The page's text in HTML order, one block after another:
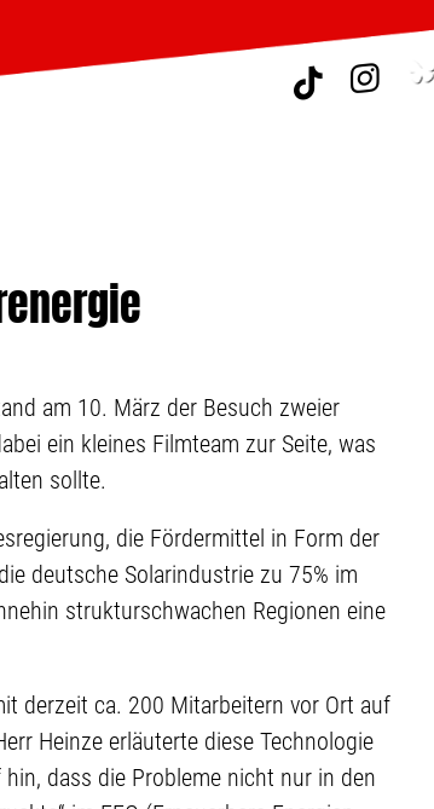
am 10. März der Besuch zweier
ein kleines Filmteam zur Seite, was
sollte.
die Fördermittel in Form der
deutsche Solarindustrie zu 75% im
strukturschwachen Regionen eine
derzeit ca. 200 Mitarbeitern vor Ort auf
Heinze erläuterte diese Technologie
dass die Probleme nicht nur in den